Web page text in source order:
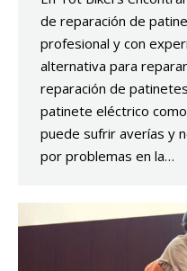
de reparación de
profesional y con
alternativa para
reparación de
patinete eléctrico
puede sufrir averías y
por problemas en la…